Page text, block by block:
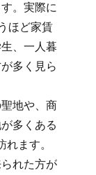
。実際に
ほど家賃
、一人暮
多く見ら
地や、商
多くある
ます。
れた方が